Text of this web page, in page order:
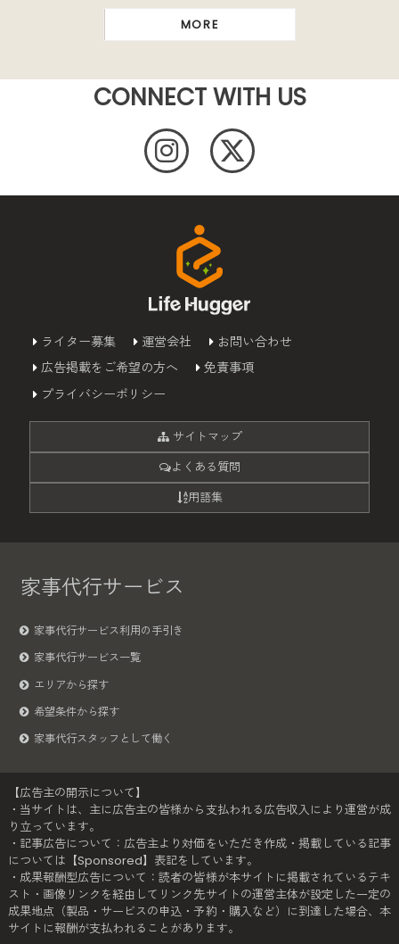
MORE
CONNECT WITH US
ライター募集 運営会社
お問い合わせ
広告掲載をご希望の方へ
免責事項
プライバシーポリシー
サイトマップ
よくある質問
用語集
家事代行サービス
家事代行サービス利用の手引き
家事代行サービス一覧
エリアから探す
希望条件から探す
家事代行スタッフとして働く
【広告主の開示について】
・当サイトは、主に広告主の皆様から支払われる広告収入により運営が成
り立っています。
・記事広告について：広告主より対価をいただき作成・掲載している記事
については【Sponsored】表記をしています。
・成果報酬型広告について：読者の皆様が本サイトに掲載されているテキ
スト・画像リンクを経由してリンク先サイトの運営主体が設定した一定の
成果地点（製品・サービスの申込・予約・購入など）に到達した場合、本
サイトに報酬が支払われることがあります。